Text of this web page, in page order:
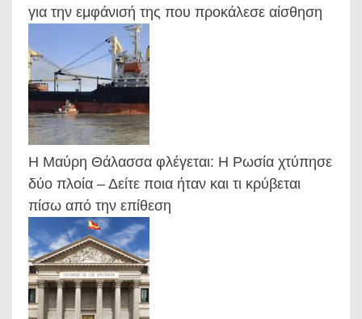
για την εμφάνισή της που προκάλεσε αίσθηση
Η Μαύρη Θάλασσα φλέγεται: Η Ρωσία χτύπησε
δύο πλοία – Δείτε ποια ήταν και τι κρύβεται
πίσω από την επίθεση